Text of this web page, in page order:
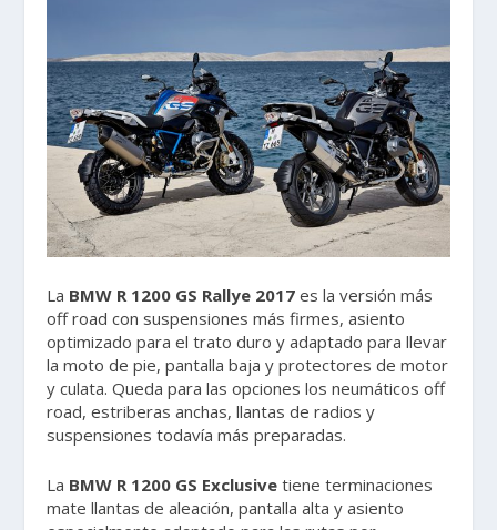
La BMW R 1200 GS Rallye 2017 es la versión más
off road con suspensiones más firmes, asiento
optimizado para el trato duro y adaptado para llevar
la moto de pie, pantalla baja y protectores de motor
y culata. Queda para las opciones los neumáticos off
road, estriberas anchas, llantas de radios y
suspensiones todavía más preparadas.
La BMW R 1200 GS Exclusive tiene terminaciones
mate llantas de aleación, pantalla alta y asiento